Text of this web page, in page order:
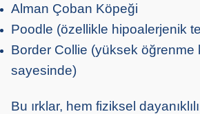
Alman Çoban Köpeği
Poodle (özellikle hipoalerjenik
Border Collie (yüksek öğrenme
sayesinde)
Bu ırklar, hem fiziksel